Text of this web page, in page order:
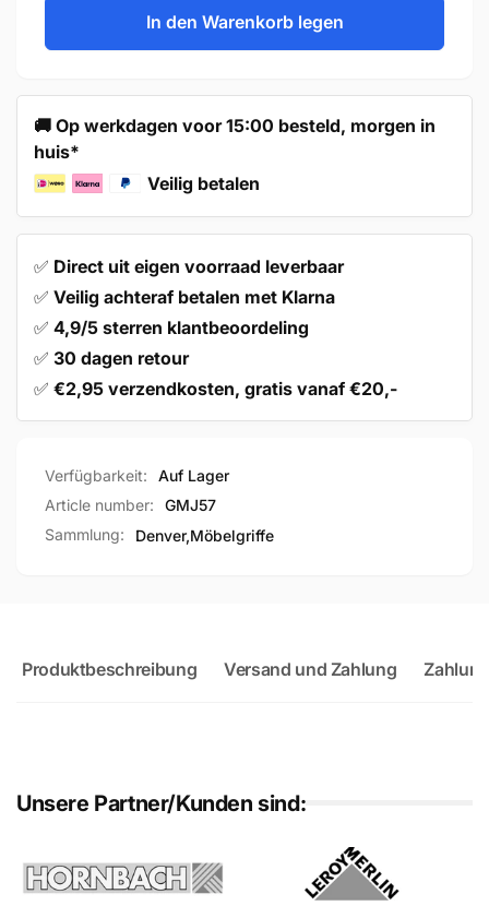
für
Weiß
Denver
Menge
für
160
mm
Edelstahl
–
In den Warenkorb legen
🚚 Op werkdagen voor 15:00 besteld, morgen in
huis*
Veilig betalen
✅ Direct uit eigen voorraad leverbaar
✅ Veilig achteraf betalen met Klarna
✅ 4,9/5 sterren klantbeoordeling
✅ 30 dagen retour
✅ €2,95 verzendkosten, gratis vanaf €20,-
Verfügbarkeit:
Auf Lager
Article number:
GMJ57
Sammlung:
Denver,Möbelgriffe
Produktbeschreibung Versand und Zahlung
Unsere Partner/Kunden sind: